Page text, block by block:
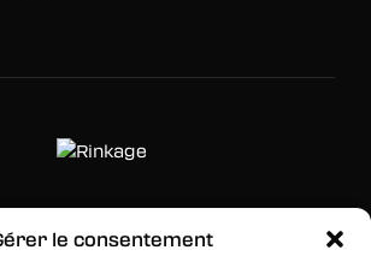
le consentement
SUIVEZ-NOUS